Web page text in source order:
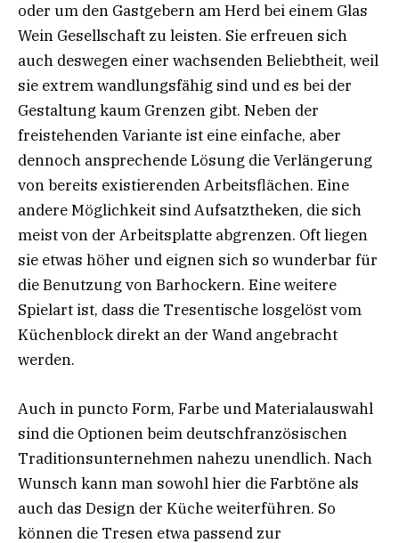
oder um den Gastgebern am Herd bei einem Glas
Wein Gesellschaft zu leisten. Sie erfreuen sich
auch deswegen einer wachsenden Beliebtheit, weil
sie extrem wandlungsfähig sind und es bei der
Gestaltung kaum Grenzen gibt. Neben der
freistehenden Variante ist eine einfache, aber
dennoch ansprechende Lösung die Verlängerung
von bereits existierenden Arbeitsflächen. Eine
andere Möglichkeit sind Aufsatztheken, die sich
meist von der Arbeitsplatte abgrenzen. Oft liegen
sie etwas höher und eignen sich so wunderbar für
die Benutzung von Barhockern. Eine weitere
Spielart ist, dass die Tresentische losgelöst vom
Küchenblock direkt an der Wand angebracht
werden.
Auch in puncto Form, Farbe und Materialauswahl
sind die Optionen beim deutschfranzösischen
Traditionsunternehmen nahezu unendlich. Nach
Wunsch kann man sowohl hier die Farbtöne als
auch das Design der Küche weiterführen. So
können die Tresen etwa passend zur